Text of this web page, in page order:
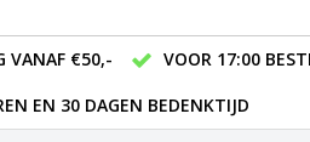
VANAF €50,-
VOOR 17:00
EN 30 DAGEN BEDENKTIJD